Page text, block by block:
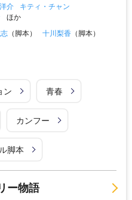
介
キティ・チャン
ほか
（脚本） 十川梨香 （脚本）
ン 青春
カンフー
脚本
ー物語